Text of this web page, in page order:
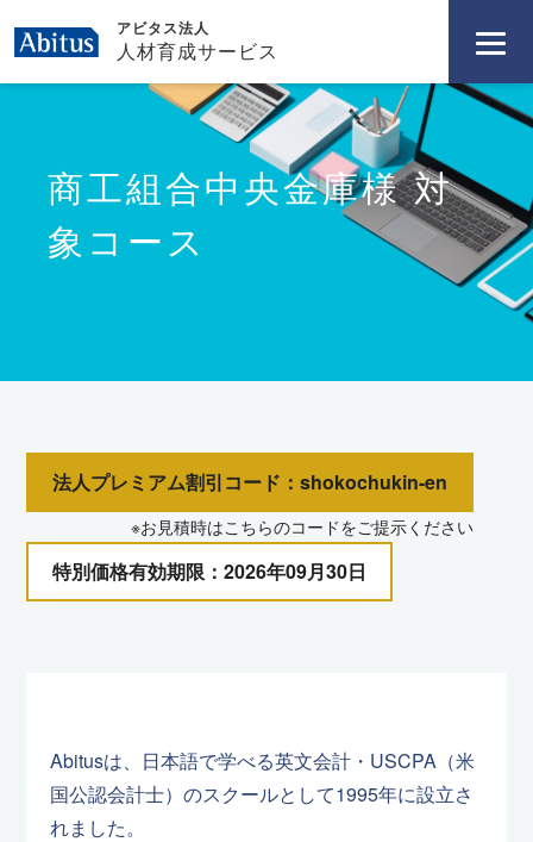
アビタス法人
人材育成サービス
商工組合中央金庫様 対
象コース
法人プレミアム割引コード：shokochukin-en
※お見積時はこちらのコードをご提示ください
特別価格有効期限：2026年09月30日
Abitusは、日本語で学べる英文会計・USCPA（米
国公認会計士）のスクールとして1995年に設立さ
れました。